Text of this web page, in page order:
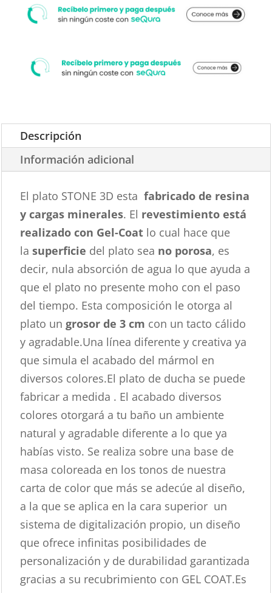
cantidad
Descripción
Información adicional
El plato STONE 3D estafabricado de resina
y cargas minerales. El revestimiento está
realizado con Gel-Coat lo cual hace que
lasuperficie del plato sea no porosa, es
decir, nula absorción de agua lo que ayuda a
que el plato no presente moho con el paso
del tiempo. Esta composición le otorga al
plato un grosor de 3 cm con un tacto cálido
y agradable.Una línea diferente y creativa ya
que simula el acabado del mármol en
diversos colores.El plato de ducha se puede
fabricar a medida . El acabado diversos
colores otorgará a tu baño un ambiente
natural y agradable diferente a lo que ya
habías visto. Se realiza sobre una base de
masa coloreada en los tonos de nuestra
carta de color que más se adecúe al diseño,
a la que se aplica en la cara superior un
sistema de digitalización propio, un diseño
que ofrece infinitas posibilidades de
personalización y de durabilidad garantizada
gracias a su recubrimiento con GEL COAT.Es